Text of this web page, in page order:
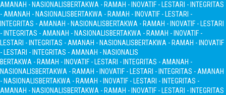
AMANAH - NASIONALISBERTAKWA - RAMAH - INOVATIF - LESTARI - INTEGRITAS
- AMANAH - NASIONALISBERTAKWA - RAMAH - INOVATIF - LESTARI -
INTEGRITAS - AMANAH - NASIONALISBERTAKWA - RAMAH - INOVATIF - LESTARI
- INTEGRITAS - AMANAH - NASIONALISBERTAKWA - RAMAH - INOVATIF -
LESTARI - INTEGRITAS - AMANAH - NASIONALISBERTAKWA - RAMAH - INOVATIF
- LESTARI - INTEGRITAS - AMANAH - NASIONALIS
BERTAKWA - RAMAH - INOVATIF - LESTARI - INTEGRITAS - AMANAH -
NASIONALISBERTAKWA - RAMAH - INOVATIF - LESTARI - INTEGRITAS - AMANAH
- NASIONALISBERTAKWA - RAMAH - INOVATIF - LESTARI - INTEGRITAS -
AMANAH - NASIONALISBERTAKWA - RAMAH - INOVATIF - LESTARI - INTEGRITAS